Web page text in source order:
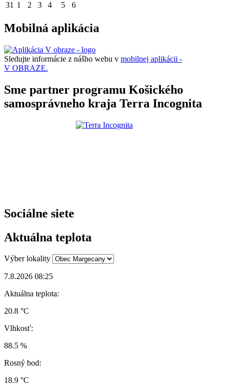
31 1 2 3 4 5 6
Mobilná aplikácia
Sledujte informácie z nášho webu v mobilnej aplikácii -
V OBRAZE.
Sme partner programu Košického
samosprávneho kraja Terra Incognita
Sociálne siete
Aktuálna teplota
Výber lokality
7.8.2026 08:25
Aktuálna teplota:
20.8 °C
Vlhkosť:
88.5 %
Rosný bod:
18.9 °C